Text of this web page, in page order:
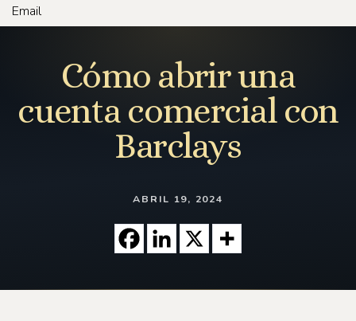
Email
Cómo abrir una
cuenta comercial con
Barclays
ABRIL 19, 2024